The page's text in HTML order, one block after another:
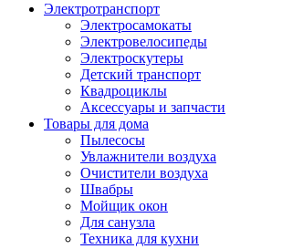
Электротранспорт
Электросамокаты
Электровелосипеды
Электроскутеры
Детский транспорт
Квадроциклы
Аксессуары и запчасти
Товары для дома
Пылесосы
Увлажнители воздуха
Очистители воздуха
Швабры
Мойщик окон
Для санузла
Техника для кухни